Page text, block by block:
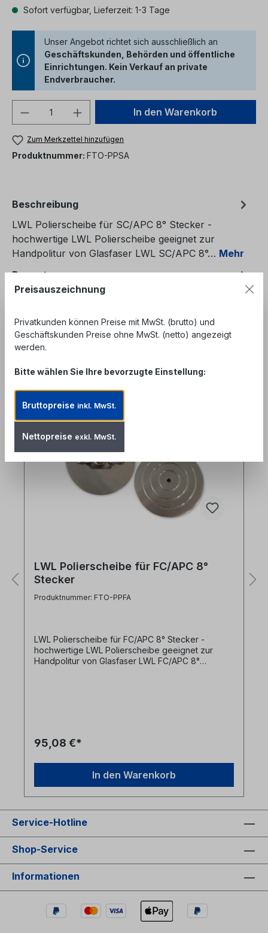
Sofort verfügbar, Lieferzeit: 1-3 Tage
Unser Angebot richtet sich ausschließlich an
Geschäftskunden, Behörden und öffentliche
Einrichtungen. Kein Verkauf an private
Endverbraucher.
Produkt Anzahl: Gib denIn den Warenkorb
Zum Merkzettel hinzufügen
Produktnummer: FTO-PPSA
Beschreibung
LWL Polierscheibe für SC/APC 8° Stecker -
hochwertige LWL Polierscheibe geeignet zur
Handpolitur von Glasfaser LWL SC/APC 8°… Mehr
Bewertungen
Produktgalerie überspringen
Similar Items
LWL Polierscheibe für FC/APC 8°
Stecker
Produktnummer: FTO-PPFA
LWL Polierscheibe für FC/APC 8° Stecker -
hochwertige LWL Polierscheibe geeignet zur
Handpolitur von Glasfaser LWL FC/APC 8°
95,08 €*
In den Warenkorb
Service-Hotline
Shop-Service
Informationen
Preisauszeichnung
Privatkunden können Preise mit MwSt. (brutto) und
Geschäftskunden Preise ohne MwSt. (netto) angezeigt
werden.
Bitte wählen Sie Ihre bevorzugte Einstellung:
Bruttopreise inkl. MwSt.
Nettopreise exkl. MwSt.